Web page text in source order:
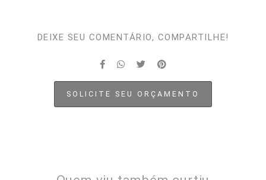
DEIXE SEU COMENTÁRIO, COMPARTILHE!
SOLICITE SEU ORÇAMENTO